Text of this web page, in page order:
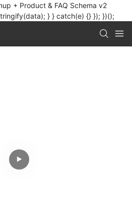
+ Product & FAQ Schema v2
} } catch(e) {} }); })();